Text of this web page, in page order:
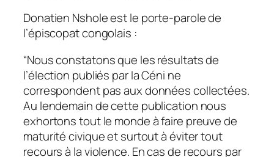
Donatien Nshole est le porte-parole de
l’épiscopat congolais :
“Nous constatons que les résultats de
l’élection publiés par la Céni ne
correspondent pas aux données collectées.
Au lendemain de cette publication nous
exhortons tout le monde à faire preuve de
maturité civique et surtout à éviter tout
recours à la violence. En cas de recours par